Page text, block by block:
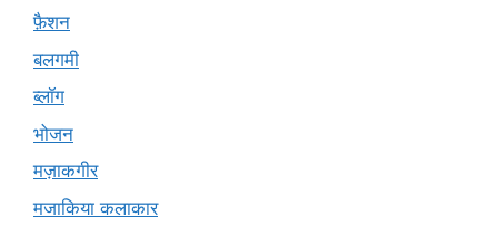
फ़ैशन
बलगमी
ब्लॉग
भोजन
मज़ाकगीर
मजाकिया कलाकार